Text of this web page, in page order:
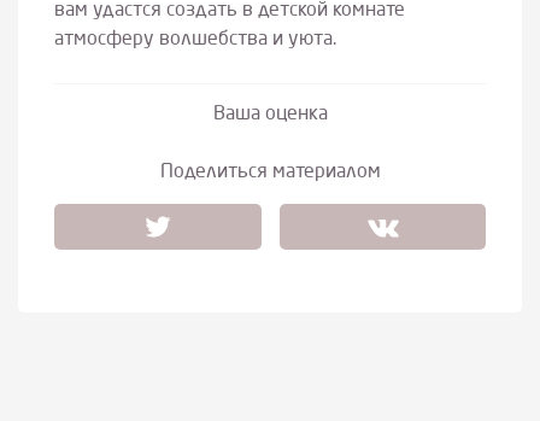
вам удастся создать в детской комнате
атмосферу волшебства и уюта.
Ваша оценка
Поделиться материалом